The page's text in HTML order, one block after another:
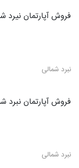
فروش آپارتمان نیرد شمالی
نبرد شمالی
فروش آپارتمان نبرد شمالی
نبرد شمالی